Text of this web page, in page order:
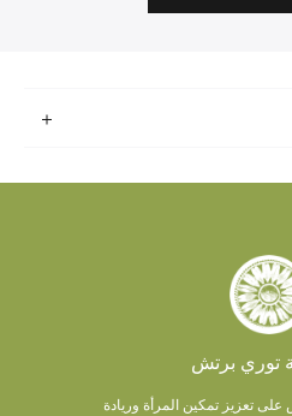
توري برتش
تعزيز تمكين المرأة وريادة